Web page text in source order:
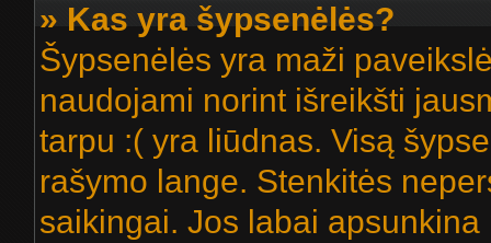
» Kas yra šypsenėlės?
Šypsenėlės yra maži
naudojami norint išreikšti
tarpu :( yra liūdnas. Visą
rašymo lange. Stenkitės
saikingai. Jos labai